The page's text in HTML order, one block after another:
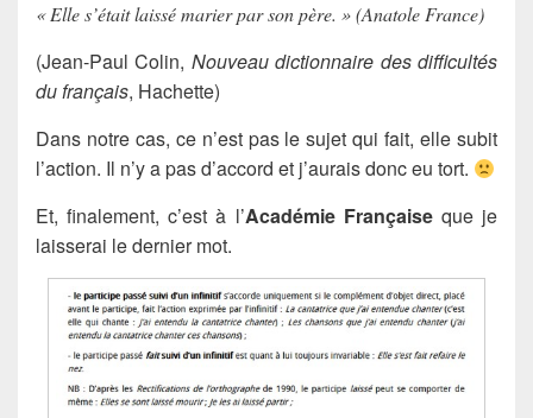
« Elle s’était laissé marier par son père. » (Anatole France)
(Jean-Paul Colin, Nouveau dictionnaire des difficultés
du français, Hachette)
Dans notre cas, ce n’est pas le sujet qui fait, elle subit
l’action. Il n’y a pas d’accord et j’aurais donc eu tort.
Et, finalement, c’est à l’Académie Françaiseque je
laisserai le dernier mot.